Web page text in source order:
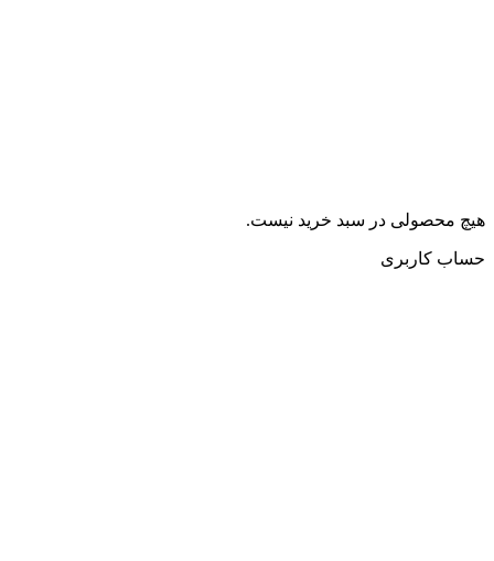
هیچ محصولی در سبد خرید نیست.
حساب کاربری